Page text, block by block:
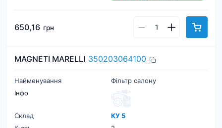
650,16 грн
MAGNETI MARELLI 350203064100
Найменування
Фільтр салону
Інфо
Склад
КУ 5